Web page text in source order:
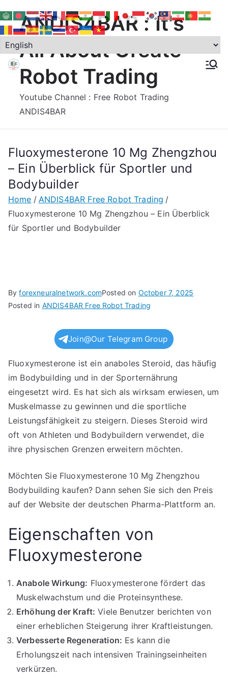
to
contentANDIS4BAR : It's
All About Create
Robot Trading
Youtube Channel : Free Robot Trading
ANDIS4BAR
Fluoxymesterone 10 Mg Zhengzhou
– Ein Überblick für Sportler und
Bodybuilder
Home
ANDIS4BAR Free Robot Trading
Fluoxymesterone 10 Mg Zhengzhou – Ein Überblick
für Sportler und Bodybuilder
Byforexneuralnetwork.comPosted on October 7, 2025
Posted in ANDIS4BAR Free Robot Trading
Join@Our Telegram Group
Fluoxymesterone ist ein anaboles Steroid, das häufig
im Bodybuilding und in der Sporternährung
eingesetzt wird. Es hat sich als wirksam erwiesen, um
Muskelmasse zu gewinnen und die sportliche
Leistungsfähigkeit zu steigern. Dieses Steroid wird
oft von Athleten und Bodybuildern verwendet, die
ihre physischen Grenzen erweitern möchten.
Möchten Sie Fluoxymesterone 10 Mg Zhengzhou
Bodybuilding kaufen? Dann sehen Sie sich den Preis
auf der Website der deutschen Pharma-Plattform an.
Eigenschaften von
Fluoxymesterone
Anabole Wirkung: Fluoxymesterone fördert das
Muskelwachstum und die Proteinsynthese.
Erhöhung der Kraft: Viele Benutzer berichten von
einer erheblichen Steigerung ihrer Kraftleistungen.
Verbesserte Regeneration: Es kann die
Erholungszeit nach intensiven Trainingseinheiten
verkürzen.